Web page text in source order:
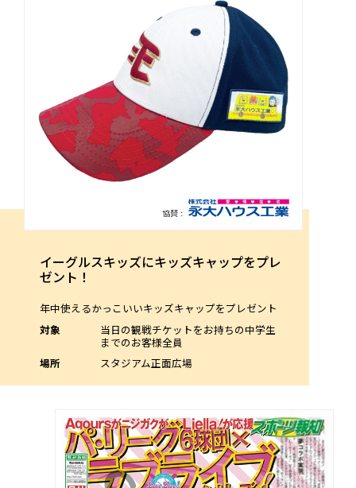
イーグルスキッズにキッズキャップをプレ
ゼント！
年中使えるかっこいいキッズキャップをプレゼント
対象
当日の観戦チケットをお持ちの中学生
までのお客様全員
場所
スタジアム正面広場